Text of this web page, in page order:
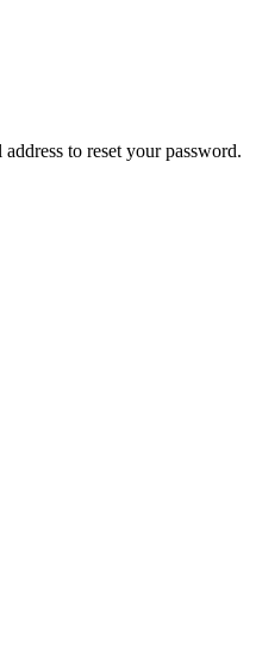
to reset your password.